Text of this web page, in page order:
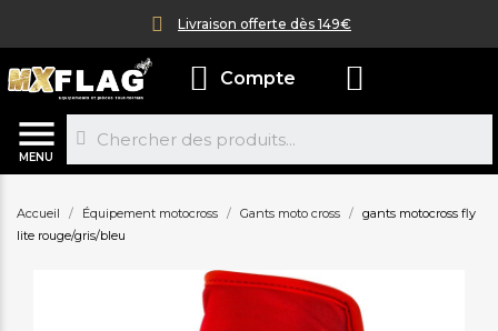
Livraison offerte dès 149€
MENU
Compte
Accueil Équipement motocross Gants moto cross
gants motocross fly
lite rouge/gris/bleu